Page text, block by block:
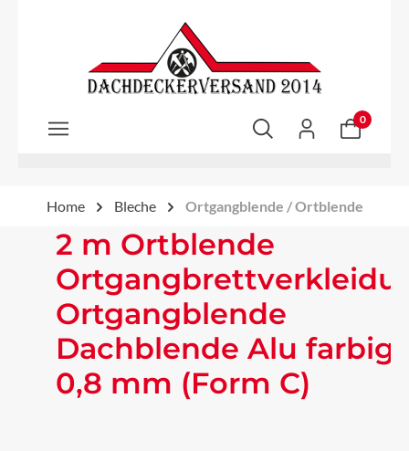
Zum Hauptinhalt springen
0
Home Bleche Ortgangblende / Ortblende
2 m Ortblende
Ortgangblende
Dachblende Alu farbig
0,8 mm (Form C)